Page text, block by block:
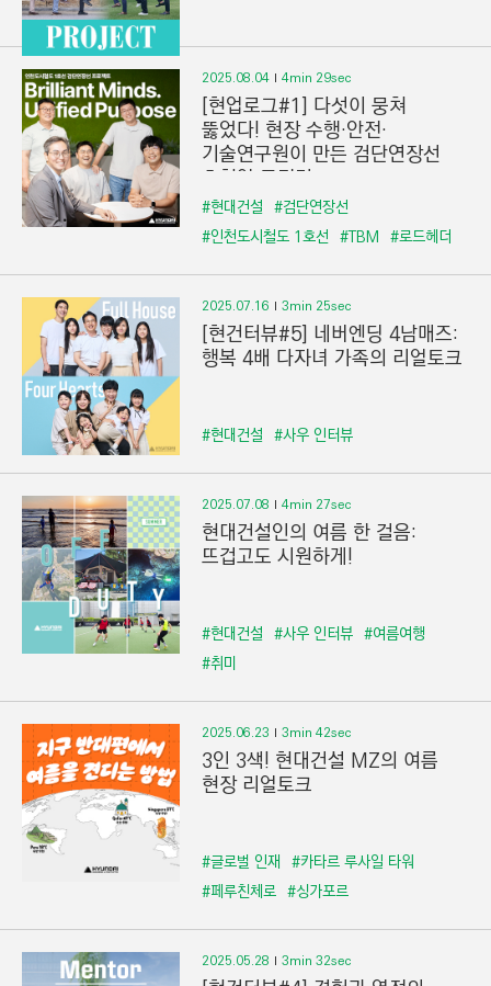
2025.08.04 4min 29sec
[현업로그#1] 다섯이 뭉쳐
뚫었다! 현장 수행·안전·
기술연구원이 만든 검단연장선
초협업 도전기
#현대건설 #검단연장선
#인천도시철도 1호선 #TBM #로드헤더
2025.07.16 3min 25sec
[현건터뷰#5] 네버엔딩 4남매즈:
행복 4배 다자녀 가족의 리얼토크
#현대건설 #사우 인터뷰
2025.07.08 4min 27sec
현대건설인의 여름 한 걸음:
뜨겁고도 시원하게!
#현대건설 #사우 인터뷰 #여름여행
#취미
2025.06.23 3min 42sec
3인 3색! 현대건설 MZ의 여름
현장 리얼토크
#글로벌 인재 #카타르 루사일 타워
#페루친체로 #싱가포르
2025.05.28 3min 32sec